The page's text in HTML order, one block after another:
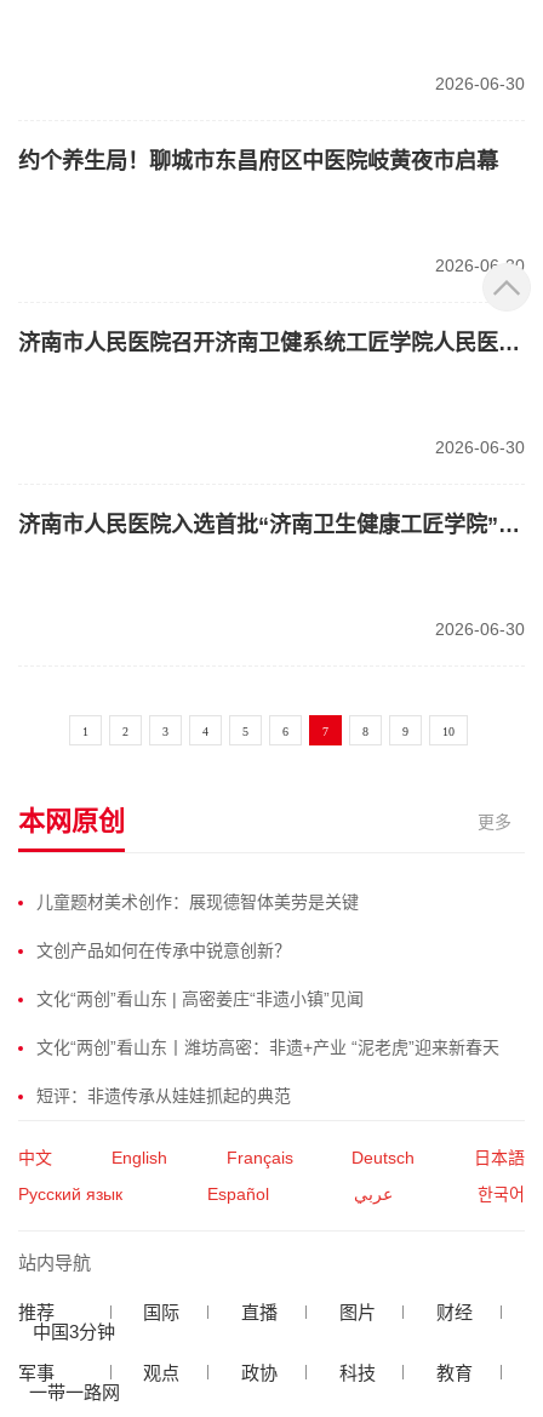
2026-06-30
约个养生局！聊城市东昌府区中医院岐黄夜市启幕
2026-06-30
济南市人民医院召开济南卫健系统工匠学院人民医院分院建设推进会
2026-06-30
济南市人民医院入选首批“济南卫生健康工匠学院”分院名单
2026-06-30
1 2 3 4 5 6 7 8 9 10
本网原创 更多
儿童题材美术创作：展现德智体美劳是关键
文创产品如何在传承中锐意创新？
文化“两创”看山东 | 高密姜庄“非遗小镇”见闻
文化“两创”看山东丨潍坊高密：非遗+产业 “泥老虎”迎来新春天
短评：非遗传承从娃娃抓起的典范
中文 English Français Deutsch
日本語
Русский язык
Español عربي 한국어
站内导航
推荐 国际 直播 图片
财经
中国3分钟
军事
观点 政协 科技
教育
一带一路网